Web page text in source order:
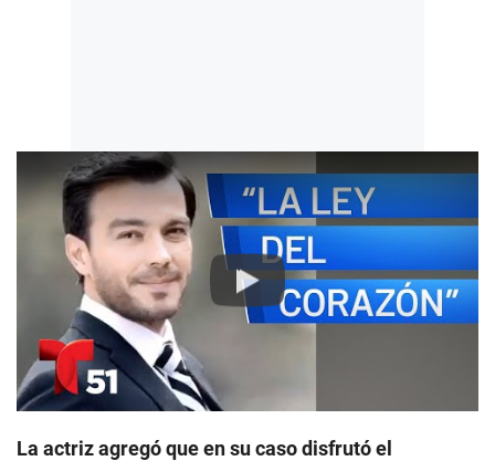
Play
La actriz agregó que en su caso disfrutó el